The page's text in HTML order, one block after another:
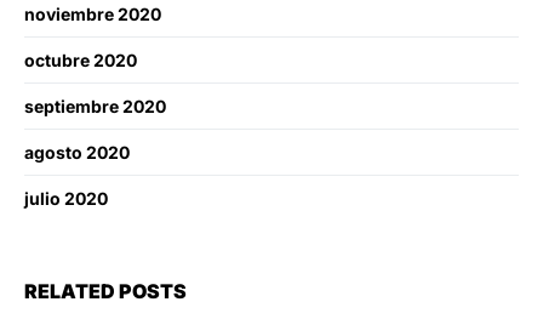
noviembre 2020
octubre 2020
septiembre 2020
agosto 2020
julio 2020
RELATED POSTS